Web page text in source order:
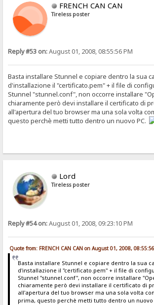
FRENCH CAN CAN
Tireless poster
Reply #53 on:August 01, 2008, 08:55:56 PM
Basta installare Stunnel e copiare dentro la sua
d'installazione il "certificato.pem" + il file di
Stunnel "stunnel.conf", non occorre installare
chiaramente però devi installare il certificato di
all'apertura del tuo browser ma una sola volta
questo perchè metti tutto dentro un nuovo PC.
Lord
Tireless poster
Reply #54 on:August 01, 2008, 09:23:10 PM
Quote from: FRENCH CAN CAN on August 01, 2008,
Basta installare Stunnel e copiare dentro la sua
d'installazione il "certificato.pem" + il file di
Stunnel "stunnel.conf", non occorre installare
chiaramente però devi installare il certificato di
all'apertura del tuo browser ma una sola volta
prima, questo perchè metti tutto dentro un nuovo